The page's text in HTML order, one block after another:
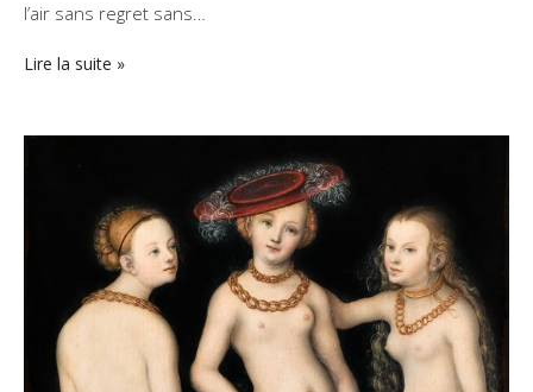
l’air sans regret sans…
Lire la suite